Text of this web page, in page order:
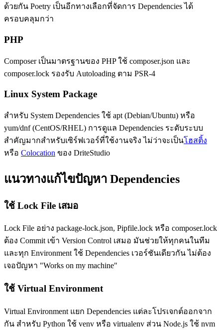
ด้วยกัน Poetry เป็นอีกทางเลือกที่จัดการ Dependencies ได้
ครอบคลุมกว่า
PHP
Composer เป็นมาตรฐานของ PHP ใช้ composer.json และ
composer.lock รองรับ Autoloading ตาม PSR-4
Linux System Package
สำหรับ System Dependencies ใช้ apt (Debian/Ubuntu) หรือ
yum/dnf (CentOS/RHEL) การดูแล Dependencies ระดับระบบ
สำคัญมากสำหรับเซิร์ฟเวอร์ที่ใช้งานจริง ไม่ว่าจะเป็นโฮสติ้ง
หรือ Colocation ของ DriteStudio
แนวทางแก้ไขปัญหา Dependencies
ใช้ Lock File เสมอ
Lock File อย่าง package-lock.json, Pipfile.lock หรือ composer.lock
ต้อง Commit เข้า Version Control เสมอ มันช่วยให้ทุกคนในทีม
และทุก Environment ใช้ Dependencies เวอร์ชันเดียวกัน ไม่ต้อง
เจอปัญหา "Works on my machine"
ใช้ Virtual Environment
Virtual Environment แยก Dependencies แต่ละโปรเจกต์ออกจาก
กัน สำหรับ Python ใช้ venv หรือ virtualenv ส่วน Node.js ใช้ nvm